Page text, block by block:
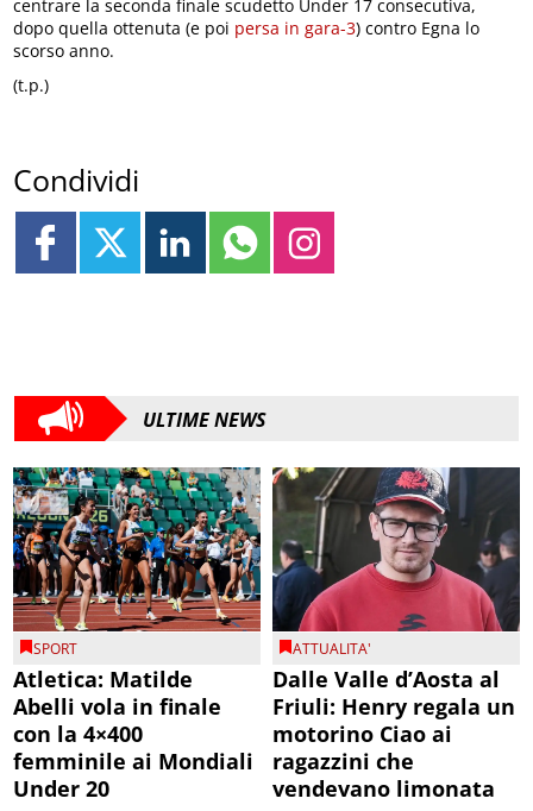
centrare la seconda finale scudetto Under 17 consecutiva,
dopo quella ottenuta (e poi persa in gara-3) contro Egna lo
scorso anno.
(t.p.)
Condividi
ULTIME NEWS
SPORT
Atletica: Matilde
Abelli vola in finale
con la 4×400
femminile ai Mondiali
Under 20
ATTUALITA'
Dalle Valle d’Aosta al
Friuli: Henry regala un
motorino Ciao ai
ragazzini che
vendevano limonata